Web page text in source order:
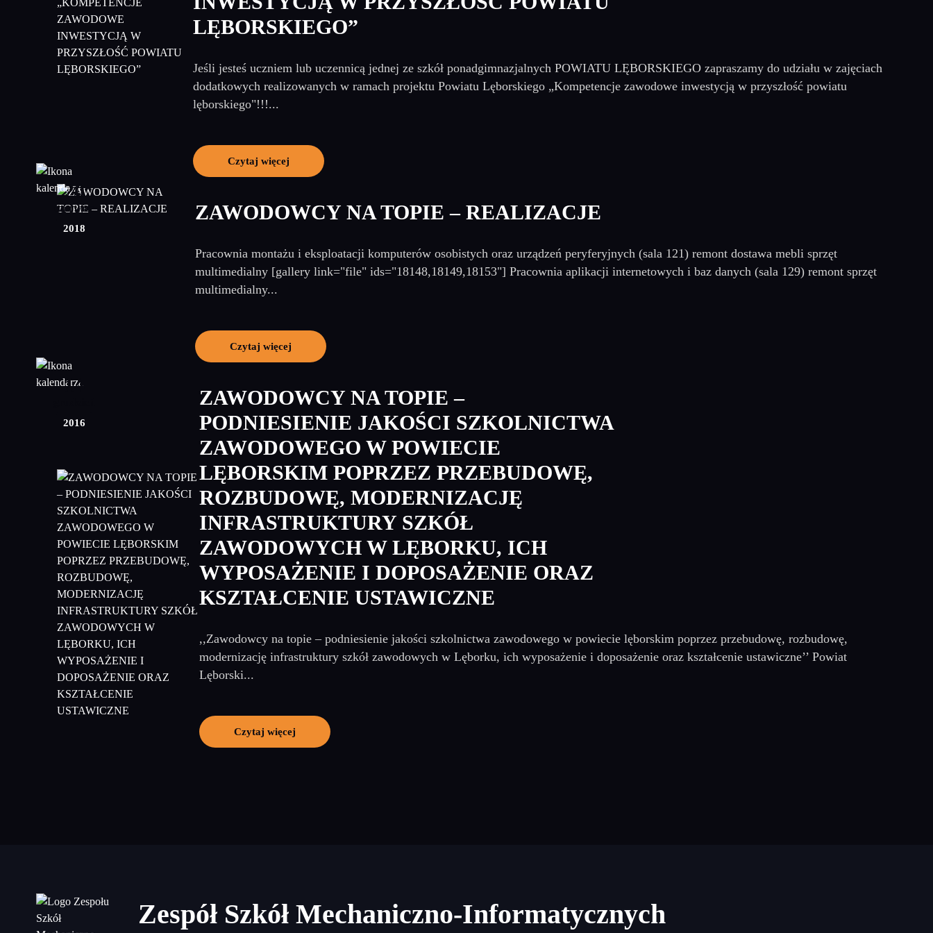
LĘBORSKIEGO”
Jeśli jesteś uczniem lub uczennicą jednej ze szkół ponadgimnazjalnych POWIATU LĘBORSKIEGO zapraszamy do udziału w zajęciach
dodatkowych realizowanych w ramach projektu Powiatu Lęborskiego „Kompetencje zawodowe inwestycją w przyszłość powiatu
lęborskiego"!!!...
Czytaj więcej
20
czerwiec
2018
ZAWODOWCY NA TOPIE – REALIZACJE
Pracownia montażu i eksploatacji komputerów osobistych oraz urządzeń peryferyjnych (sala 121) remont dostawa mebli sprzęt
multimedialny [gallery link="file" ids="18148,18149,18153"] Pracownia aplikacji internetowych i baz danych (sala 129) remont sprzęt
multimedialny...
Czytaj więcej
14
2016
ZAWODOWCY NA TOPIE –
PODNIESIENIE JAKOŚCI SZKOLNICTWA
ZAWODOWEGO W POWIECIE
LĘBORSKIM POPRZEZ PRZEBUDOWĘ,
ROZBUDOWĘ, MODERNIZACJĘ
INFRASTRUKTURY SZKÓŁ
ZAWODOWYCH W LĘBORKU, ICH
WYPOSAŻENIE I DOPOSAŻENIE ORAZ
KSZTAŁCENIE USTAWICZNE
,,Zawodowcy na topie – podniesienie jakości szkolnictwa zawodowego w powiecie lęborskim poprzez przebudowę, rozbudowę,
modernizację infrastruktury szkół zawodowych w Lęborku, ich wyposażenie i doposażenie oraz kształcenie ustawiczne’’ Powiat
Lęborski...
Czytaj więcej
Zespół Szkół Mechaniczno-Informatycznych